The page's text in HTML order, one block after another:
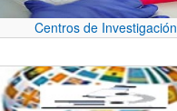
Centros de Investigación